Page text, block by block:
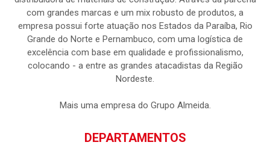
com grandes marcas e um mix robusto de produtos, a
empresa possui forte atuação nos Estados da Paraíba, Rio
Grande do Norte e Pernambuco, com uma logística de
excelência com base em qualidade e profissionalismo,
colocando - a entre as grandes atacadistas da Região
Nordeste.
Mais uma empresa do Grupo Almeida.
DEPARTAMENTOS